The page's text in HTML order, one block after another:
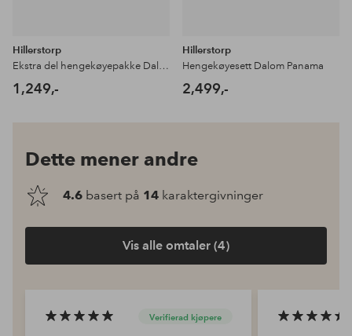
Hillerstorp
Ekstra del hengekøyepakke Dalom
1,249,-
Hillerstorp
Hengekøyesett Dalom Panama
2,499,-
Dette mener andre
4.6 basert på 14 karaktergivninger
Vis alle omtaler (4)
Verifierad kjøpere